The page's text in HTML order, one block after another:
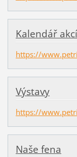
Kalendář akcí
https://
Výstavy
https://
Naše fena